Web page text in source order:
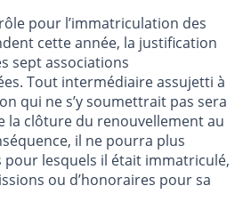
rôle pour l’immatriculation des
cette année, la justification
sept associations
Tout intermédiaire assujetti à
qui ne s’y soumettrait pas sera
la clôture du renouvellement au
il ne pourra plus
lesquels il était immatriculé,
ou d’honoraires pour sa